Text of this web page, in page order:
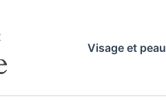
Visage et peau